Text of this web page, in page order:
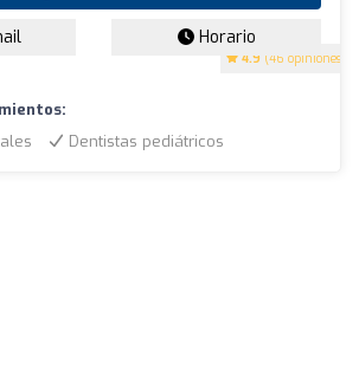
4.9 (46 opiniones)
Horario
Dentistas pediátricos